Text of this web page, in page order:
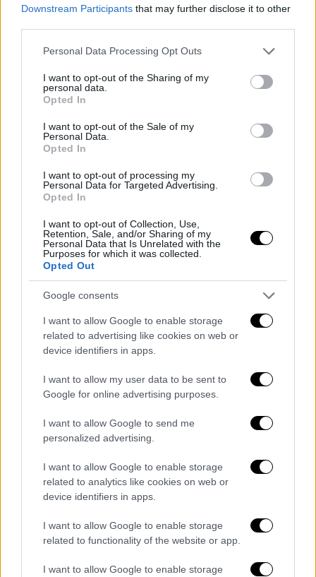
Downstream Participants that may further disclose it to other
Please note that this website/app uses one or more Google
not limited to your visit or usage behaviour. You may click to
grant or deny consent to Google and its third-party tags to
use your data for below specified purposes in below Google
consent section.
Personal Data Processing Opt Outs
I want to opt-out of the Sharing of my
personal data.
Opted In
I want to opt-out of the Sale of my
Personal Data.
Opted In
I want to opt-out of processing my
Personal Data for Targeted Advertising.
Opted In
I want to opt-out of Collection, Use,
Retention, Sale, and/or Sharing of my
Personal Data that Is Unrelated with the
Purposes for which it was collected.
Opted Out
Google consents
I want to allow Google to enable storage
related to advertising like cookies on web or
device identifiers in apps.
I want to allow my user data to be sent to
Google for online advertising purposes.
I want to allow Google to send me
personalized advertising.
I want to allow Google to enable storage
related to analytics like cookies on web or
device identifiers in apps.
I want to allow Google to enable storage
related to functionality of the website or app.
I want to allow Google to enable storage